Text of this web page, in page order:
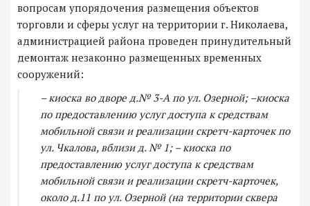
вопросам упорядочения размещения объектов
торговли и сферы услуг на территории г. Николаева,
администрацией района проведен принудительный
демонтаж незаконно размещенных временных
сооружений:
– киоска во дворе д.№ 3-А по ул. Озерной; –киоска
по предоставлению услуг доступа к средствам
мобильной связи и реализации скретч-карточек по
ул. Чкалова, вблизи д. № 1; – киоска по
предоставлению услуг доступа к средствам
мобильной связи и реализации скретч-карточек,
около д.11 по ул. Озерной (на территории сквера